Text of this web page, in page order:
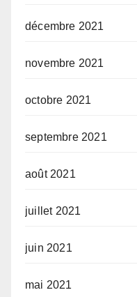
décembre 2021
novembre 2021
octobre 2021
septembre 2021
août 2021
juillet 2021
juin 2021
mai 2021